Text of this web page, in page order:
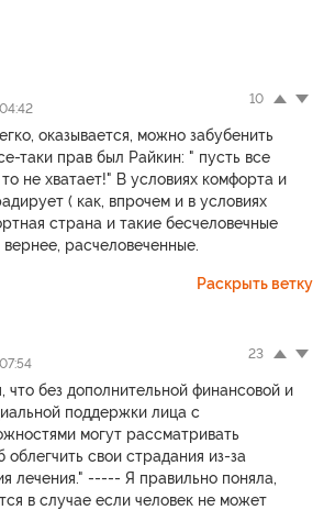
10
оказывается, можно забубенить
таки прав был Райкин: " пусть все
не хватает!" В условиях комфорта и
( как, впрочем и в условиях
страна и такие бесчеловечные
расчеловеченные.
Раскрыть ветку
23
что без дополнительной финансовой и
поддержки лица с
могут рассматривать
облегчить свои страдания из-за
лечения." ----- Я правильно поняла,
в случае если человек не может